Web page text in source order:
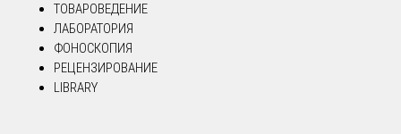
ТОВАРОВЕДЕНИЕ
ЛАБОРАТОРИЯ
ФОНОСКОПИЯ
РЕЦЕНЗИРОВАНИЕ
LIBRARY